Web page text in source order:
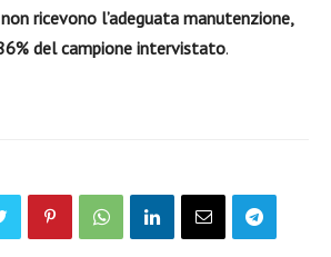
ricevono l’adeguata manutenzione,
del campione intervistato.